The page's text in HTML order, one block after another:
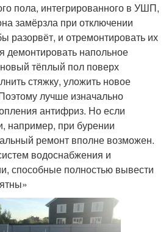
пола, интегрированного в УШП,
замёрзла при отключении
разорвёт, и отремонтировать их
демонтировать напольное
тёплый пол поверх
стяжку, уложить новое
лучше изначально
антифриз. Но если
например, при бурении
ремонт вполне возможен.
водоснабжения и
способные полностью вывести